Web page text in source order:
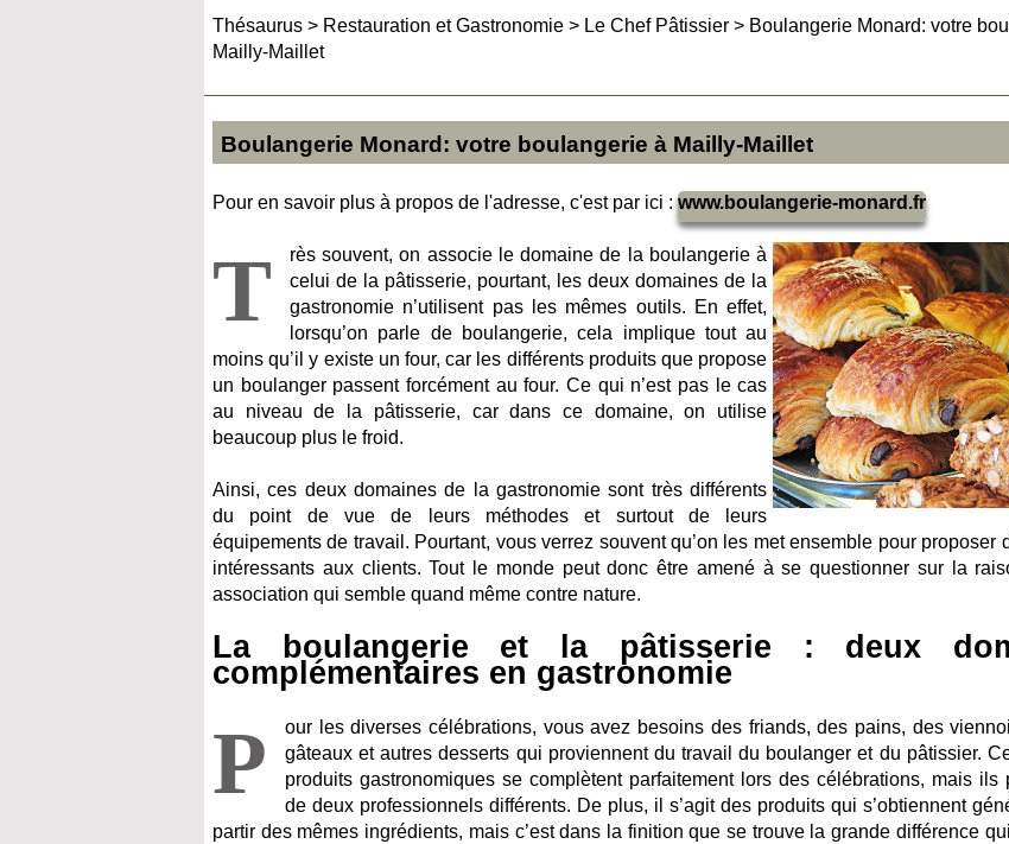
Thésaurus > Restauration et Gastronomie > Le Chef Pâtissier > Boulangerie Monard: votre
Mailly-Maillet
Boulangerie Monard: votre boulangerie à Mailly-Maillet
Pour en savoir plus à propos de l'adresse, c'est par ici :www.boulangerie-monard.fr
T
rès souvent, on associe le domaine de la boulangerie à
celui de la pâtisserie, pourtant, les deux domaines de la
gastronomie n’utilisent pas les mêmes outils. En effet,
lorsqu’on parle de boulangerie, cela implique tout au
moins qu’il y existe un four, car les différents produits que propose
un boulanger passent forcément au four. Ce qui n’est pas le cas
au niveau de la pâtisserie, car dans ce domaine, on utilise
beaucoup plus le froid.
Ainsi, ces deux domaines de la gastronomie sont très différents
du point de vue de leurs méthodes et surtout de leurs
équipements de travail. Pourtant, vous verrez souvent qu’on les met ensemble pour proposer
intéressants aux clients. Tout le monde peut donc être amené à se questionner sur la
association qui semble quand même contre nature.
La boulangerie et la pâtisserie : deux
complémentaires en gastronomie
P
our les diverses célébrations, vous avez besoins des friands, des pains, des
gâteaux et autres desserts qui proviennent du travail du boulanger et du pâtissier.
produits gastronomiques se complètent parfaitement lors des célébrations, mais ils
de deux professionnels différents. De plus, il s’agit des produits qui s’obtiennent
partir des mêmes ingrédients, mais c’est dans la finition que se trouve la grande différence